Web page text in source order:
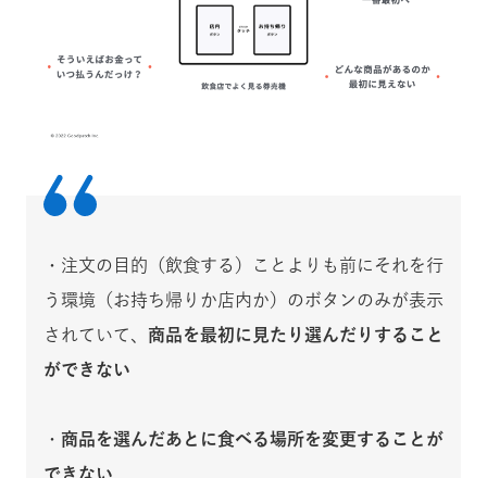
・注文の目的（飲食する）ことよりも前にそれを行
う環境（お持ち帰りか店内か）のボタンのみが表示
されていて、 商品を最初に見たり選んだりすること
ができない
・ 商品を選んだあとに食べる場所を変更することが
できない